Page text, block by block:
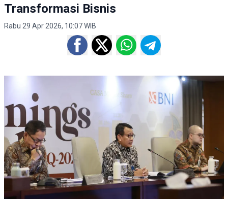
Transformasi Bisnis
Rabu 29 Apr 2026, 10:07 WIB